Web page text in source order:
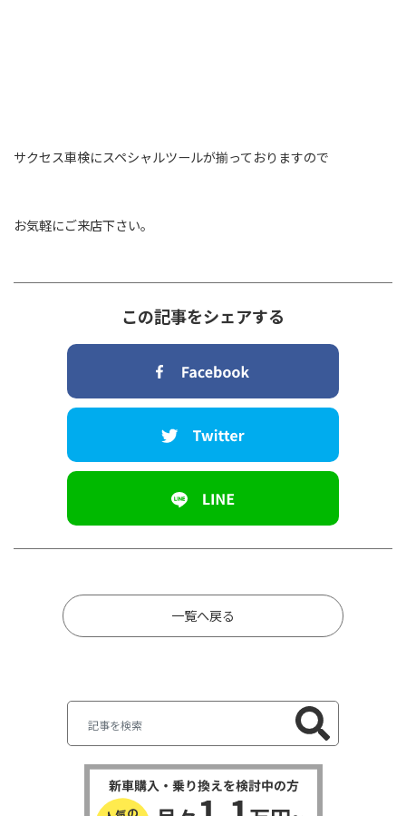
サクセス車検にスペシャルツールが揃っておりますので
お気軽にご来店下さい。
この記事をシェアする
一覧へ戻る